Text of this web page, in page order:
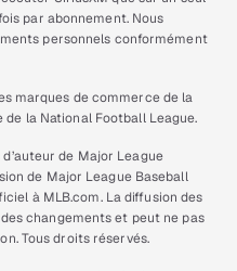
par abonnement. Nous
personnels conformément
marques de commerce de la
la National Football League.
de Major League
de Major League Baseball
à MLB.com. La diffusion des
changements et peut ne pas
Tous droits réservés.